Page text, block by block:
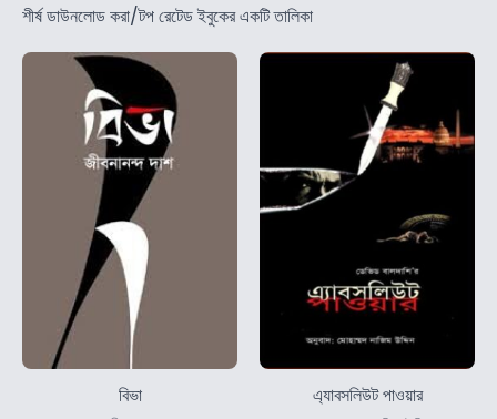
শীর্ষ ডাউনলোড করা/টপ রেটেড ইবুকের একটি তালিকা
বিভা এ্যাবসলিউট পাওয়ার